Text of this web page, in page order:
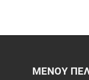
ΜΕΝΟΎ